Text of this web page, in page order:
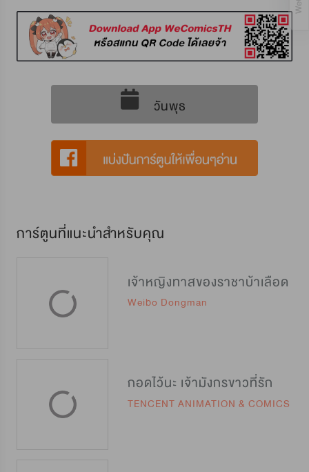
วันพุธ
การ์ตูนที่แนะนำสำหรับคุณ
เจ้าหญิงทาสของราชาบ้าเลือด
Weibo Dongman
กอดไว้นะ เจ้ามังกรขาวที่รัก
TENCENT ANIMATION & COMICS